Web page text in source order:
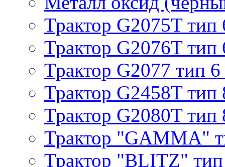
Трактор G2075T тип
Трактор G2076T тип
Трактор G2077 тип 6
Трактор G2458T тип
Трактор G2080T тип
Трактор "GAMMA"
Трактор "BLITZ"